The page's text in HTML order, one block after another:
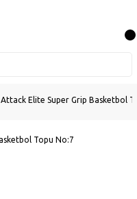
Attack Elite Super Grip Basketbol